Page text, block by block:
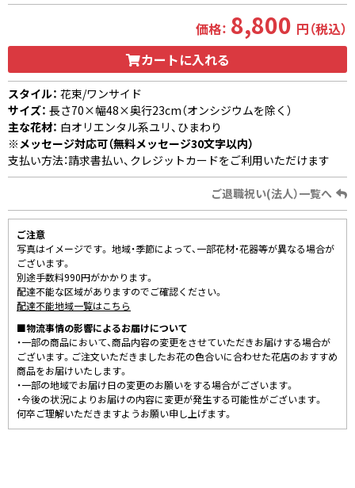
価格： 8,800 円（税込）
カートに入れる
スタイル： 花束/ワンサイド
サイズ： 長さ70×幅48×奥行23cm（オンシジウムを除く）
主な花材： 白オリエンタル系ユリ、ひまわり
※メッセージ対応可（無料メッセージ30文字以内）
支払い方法：請求書払い、クレジットカードをご利用いただけます
ご退職祝い(法人）一覧へ
ご注意
写真はイメージです。 地域・季節によって、一部花材・花器等が異なる場合が
ございます。
別途手数料990円がかかります。
配達不能な区域がありますのでご確認ください。
配達不能地域一覧はこちら
■物流事情の影響によるお届けについて
・一部の商品において、商品内容の変更をさせていただきお届けする場合が
ございます。ご注文いただきましたお花の色合いに合わせた花店のおすすめ
商品をお届けいたします。
・一部の地域でお届け日の変更のお願いをする場合がございます。
・今後の状況によりお届けの内容に変更が発生する可能性がございます。
何卒ご理解いただきますようお願い申し上げます。